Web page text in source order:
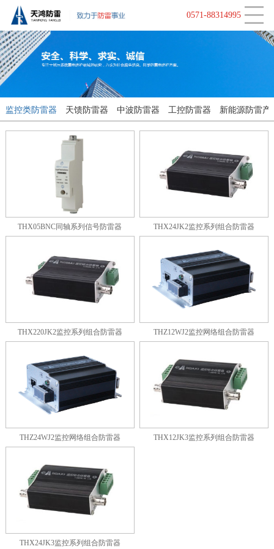
0571-88314995
监控类防雷器
天馈防雷器
中波防雷器
工控防雷器
智能在线监测防雷
视频监控
电源系统
大地网接地
行业动态
CLOSE
监控类防雷器 天馈防雷器 中波防雷器 工控防雷器 新能源防雷产
THX05BNC同轴系列信号防雷器 THX24JK2监控系列组合防雷器
THX220JK2监控系列组合防雷器 THZ12WJ2监控网络组合防雷器
THZ24WJ2监控网络组合防雷器 THX12JK3监控系列组合防雷器
THX24JK3监控系列组合防雷器